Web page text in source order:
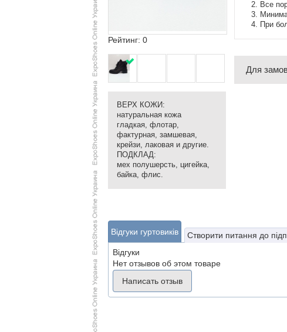
Рейтинг: 0
ВЕРХ КОЖИ:
натуральная кожа
гладкая, флотар,
фактурная, замшевая,
крейзи, лаковая и другие.
ПОДКЛАД:
мех полушерсть, цигейка,
байка, флис.
Все
При
Для
Відгуки гуртовиків
Створити питання до
Відгуки
Нет отзывов об этом товаре
Написать отзыв